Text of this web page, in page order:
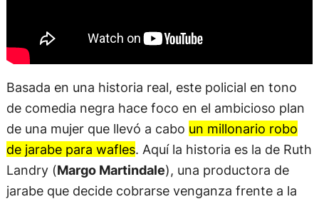
Basada en una historia real, este policial en tono
de comedia negra hace foco en el ambicioso plan
de una mujer que llevó a cabo un millonario robo
de jarabe para wafles. Aquí la historia es la de Ruth
Landry (Margo Martindale), una productora de
jarabe que decide cobrarse venganza frente a la